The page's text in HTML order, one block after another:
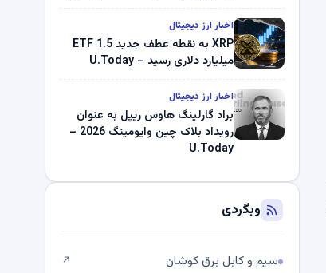
اخبار ارز دیجیتال
XRP به نقطه عطف جدید ETF 1.5
میلیارد دلاری رسید – U.Today
اخبار ارز دیجیتال
براد گارلینگ هاوس ریپل به عنوان
رویداد بلاک چین وایومینگ 2026 –
U.Today
وبگردی
سیم و کابل برق کوشان ↗